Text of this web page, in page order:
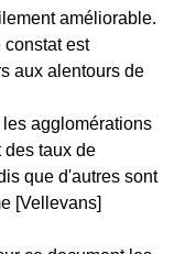
améliorable.
constat est
aux alentours de
agglomérations
des taux de
que d'autres sont
[Vellevans]